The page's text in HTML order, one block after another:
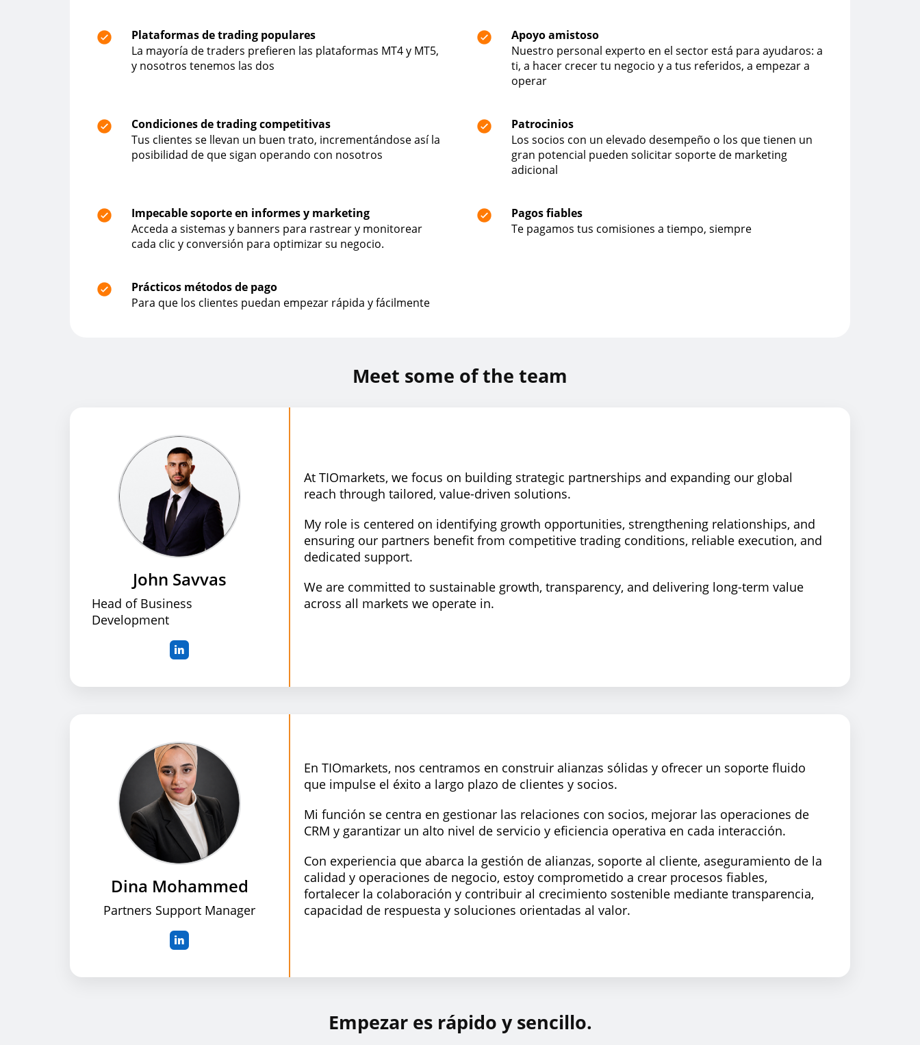
Plataformas de trading populares
La mayoría de traders prefieren las plataformas MT4 y MT5,
y nosotros tenemos las dos
Apoyo amistoso
Nuestro personal experto en el sector está para ayudaros: a
ti, a hacer crecer tu negocio y a tus referidos, a empezar a
operar
Condiciones de trading competitivas
Tus clientes se llevan un buen trato, incrementándose así la
posibilidad de que sigan operando con nosotros
Patrocinios
Los socios con un elevado desempeño o los que tienen un
gran potencial pueden solicitar soporte de marketing
adicional
Impecable soporte en informes y marketing
Acceda a sistemas y banners para rastrear y monitorear
cada clic y conversión para optimizar su negocio.
Pagos fiables
Te pagamos tus comisiones a tiempo, siempre
Prácticos métodos de pago
Para que los clientes puedan empezar rápida y fácilmente
Meet some of the team
John Savvas
Head of Business
Development
in
At TIOmarkets, we focus on building strategic partnerships and expanding our global
reach through tailored, value-driven solutions.
My role is centered on identifying growth opportunities, strengthening relationships, and
ensuring our partners benefit from competitive trading conditions, reliable execution, and
dedicated support.
We are committed to sustainable growth, transparency, and delivering long-term value
across all markets we operate in.
Dina Mohammed
Partners Support Manager
in
En TIOmarkets, nos centramos en construir alianzas sólidas y ofrecer un soporte fluido
que impulse el éxito a largo plazo de clientes y socios.
Mi función se centra en gestionar las relaciones con socios, mejorar las operaciones de
CRM y garantizar un alto nivel de servicio y eficiencia operativa en cada interacción.
Con experiencia que abarca la gestión de alianzas, soporte al cliente, aseguramiento de la
calidad y operaciones de negocio, estoy comprometido a crear procesos fiables,
fortalecer la colaboración y contribuir al crecimiento sostenible mediante transparencia,
capacidad de respuesta y soluciones orientadas al valor.
Empezar es rápido y sencillo.